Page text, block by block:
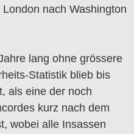
nach Washington
lang ohne grössere
Statistik blieb bis
als eine der noch
kurz nach dem
wobei alle Insassen